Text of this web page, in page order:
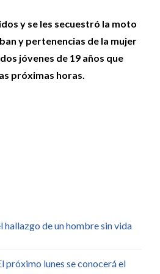
y se les secuestró la moto
y pertenencias de la mujer
jóvenes de 19 años que
próximas horas.
hallazgo de un hombre sin vida
próximo lunes se conocerá el